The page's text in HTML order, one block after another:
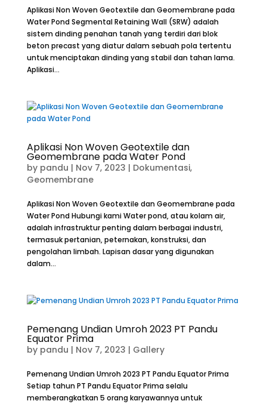
Aplikasi Non Woven Geotextile dan Geomembrane pada
Water Pond Segmental Retaining Wall (SRW) adalah
sistem dinding penahan tanah yang terdiri dari blok
beton precast yang diatur dalam sebuah pola tertentu
untuk menciptakan dinding yang stabil dan tahan lama.
Aplikasi...
Aplikasi Non Woven Geotextile dan
Geomembrane pada Water Pond
by pandu | Nov 7, 2023 | Dokumentasi,
Geomembrane
Aplikasi Non Woven Geotextile dan Geomembrane pada
Water Pond Hubungi kami Water pond, atau kolam air,
adalah infrastruktur penting dalam berbagai industri,
termasuk pertanian, peternakan, konstruksi, dan
pengolahan limbah. Lapisan dasar yang digunakan
dalam...
Pemenang Undian Umroh 2023 PT Pandu
Equator Prima
by pandu | Nov 7, 2023 | Gallery
Pemenang Undian Umroh 2023 PT Pandu Equator Prima
Setiap tahun PT Pandu Equator Prima selalu
memberangkatkan 5 orang karyawannya untuk